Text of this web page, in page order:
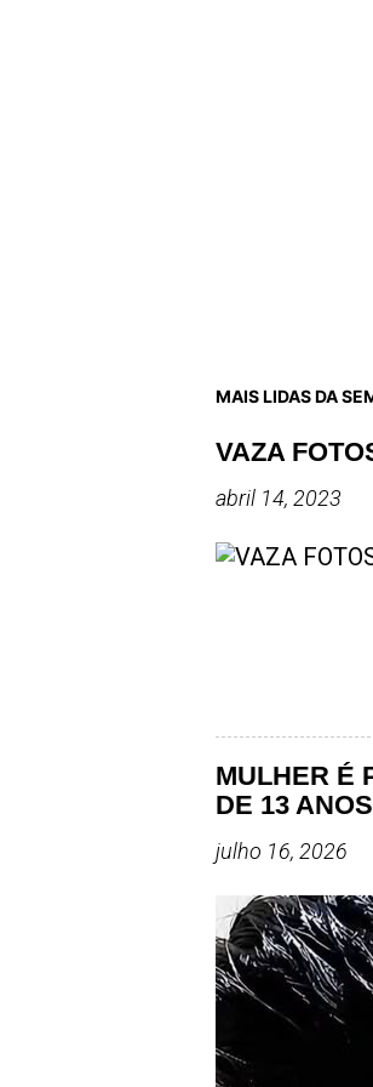
MAIS LIDAS DA
VAZA
abril 14, 2023
MULHER É
DE 13
julho 16, 2026